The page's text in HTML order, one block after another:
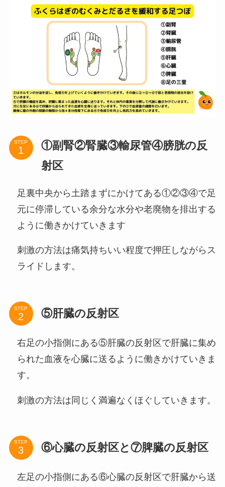
STEP
①副腎②腎臓③輸尿管④膀胱の反
射区
足裏中央から土踏まずにかけてある①②③④で足
元に停滞している余分な水分や老廃物を排出する
ように働きかけていきます
刺激の方法は痛気持ちいい程度で押圧しながらス
ライドします。
STEP ⑤肝臓の反射区
右足の小指側にある⑤肝臓の反射区で肝臓に集め
られた血液を心臓に送るように働きかけていきま
す。
刺激の方法は同じく満遍なくほぐしていきます。
STEP ⑥心臓の反射区と⑦脾臓の反射区
左足の小指側にある⑥心臓の反射区で肝臓から送